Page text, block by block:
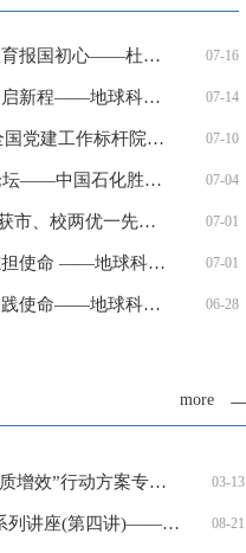
追忆前辈深耕岁月 赓续教育报国初心——杜博民老师… 07-16
情暖桑榆传薪火 共话发展启新程——地球科学学院开… 07-14
地球科学学院党委入选“全国党建工作标杆院系”培育… 07-10
育英逐梦工程·行业专家论坛——中国石化胜利油田勘… 07-04
喜报！我院党组织、党员获市、校两优一先表彰 07-01
学廉明纪强党性 寻油砺志担使命 ——地球科学学院开… 07-01
油海扬帆铸初心 实干担当践使命——地球科学学院开… 06-28
more
地球科学学院“教学提质增效”行动方案专栏（持续… 03-13
研究生科研素养提升系列讲座(第四讲)——Seismic … 08-21